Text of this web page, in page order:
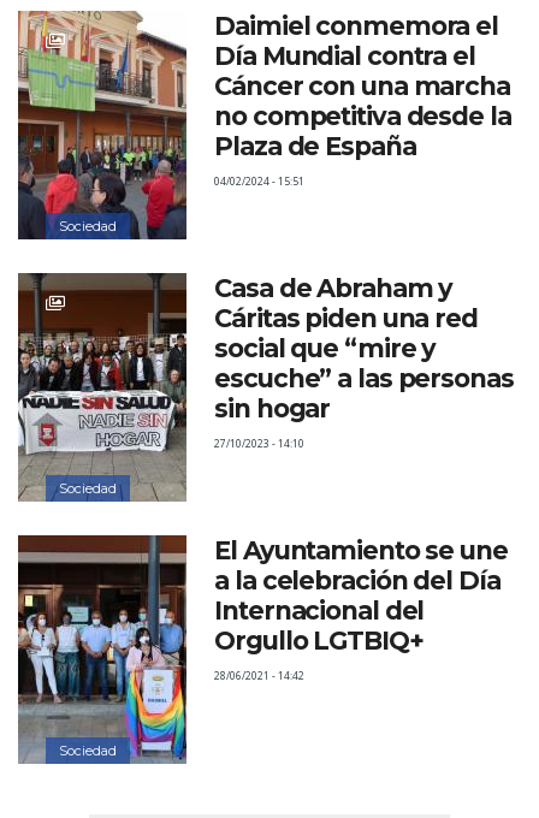
Sociedad
Daimiel conmemora el
Día Mundial contra el
Cáncer con una marcha
no competitiva desde la
Plaza de España
04/02/2024 - 15:51
Sociedad
Casa de Abraham y
Cáritas piden una red
social que “mire y
escuche” a las personas
sin hogar
27/10/2023 - 14:10
Sociedad
El Ayuntamiento se une
a la celebración del Día
Internacional del
Orgullo LGTBIQ+
28/06/2021 - 14:42